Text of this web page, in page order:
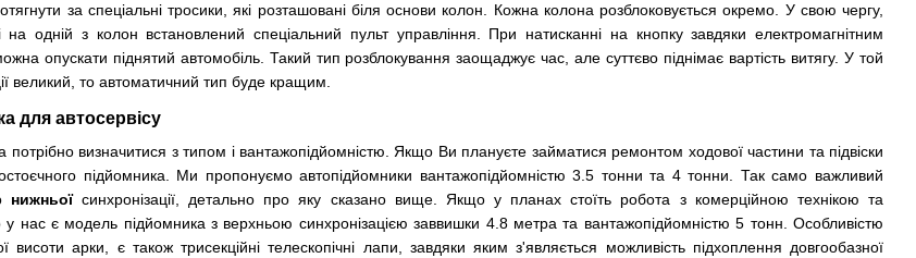
за спеціальні тросики, які розташовані біля основи колон. Кожна колона розблоковується окремо. У свою чергу,
на одній з колон встановлений спеціальний пульт управління. При натисканні на кнопку завдяки електромагнітним
опускати піднятий автомобіль. Такий тип розблокування заощаджує час, але суттєво піднімає вартість витягу. У той
великий, то автоматичний тип буде кращим.
для автосервісу
потрібно визначитися з типом і вантажопідйомністю. Якщо Ви плануєте займатися ремонтом ходової частини та підвіски
підйомника. Ми пропонуємо автопідйомники вантажопідйомністю 3.5 тонни та 4 тонни. Так само важливий
нижньоїсинхронізації, детально про яку сказано вище. Якщо у планах стоїть робота з комерційною технікою та
у нас є модель підйомника з верхньою синхронізацією заввишки 4.8 метра та вантажопідйомністю 5 тонн. Особливістю
висоти арки, є також трисекційні телескопічні лапи, завдяки яким з'являється можливість підхоплення довгообазної